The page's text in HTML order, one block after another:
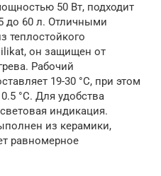
50 Вт, подходит
до 60 л. Отличными
теплостойкого
он защищен от
Рабочий
19-30 °С, при этом
°C. Для удобства
индикация.
из керамики,
равномерное